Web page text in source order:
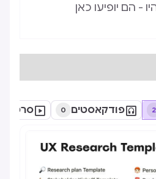
- הם יופיעו כאן
2
פודקאסטים 0
